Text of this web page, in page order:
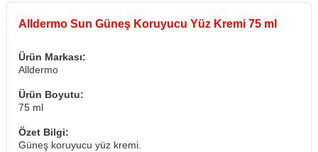
Alldermo Sun Güneş Koruyucu Yüz Kremi 75 ml
Ürün Markası:
Alldermo
Ürün Boyutu:
75 ml
Özet Bilgi:
Güneş koruyucu yüz kremi.